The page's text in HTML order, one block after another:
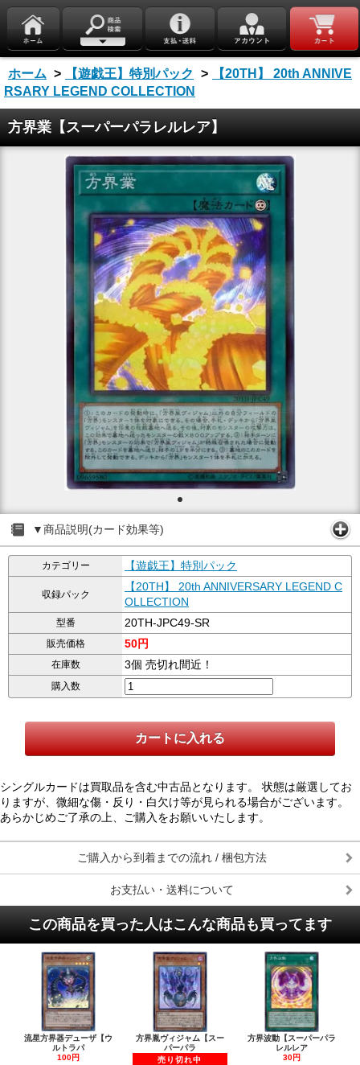
ホーム > 【遊戯王】特別パック >
【20TH】 20th ANNIVE
RSARY LEGEND COLLECTION
方界業【スーパーパラレルレア】
▼商品説明(カード効果等)
カテゴリー 【遊戯王】特別パック
収録パック
【20TH】 20th ANNIVERSARY LEGEND C
OLLECTION
型番 20TH-JPC49-SR
販売価格 50円
在庫数 3個 売切れ間近！
購入数
シングルカードは買取品を含む中古品となります。 状態は厳選してお
りますが、微細な傷・反り・白欠け等が見られる場合がございます。
あらかじめご了承の上、ご購入をお願いいたします。
ご購入から到着までの流れ / 梱包方法
お支払い・送料について
この商品を買った人はこんな商品も買ってます
流星方界器デューザ【ウ
ルトラパ
100円
方界胤ヴィジャム【スー
パーパラ
売り切れ中
方界波動【スーパーパラ
レルレア
30円